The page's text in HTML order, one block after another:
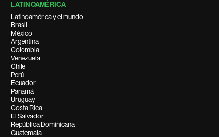
LATINOAMÉRICA
Latinoamérica y el mundo
Brasil
México
Argentina
Colombia
Venezuela
Chile
Perú
Ecuador
Panamá
Uruguay
Costa Rica
El Salvador
República Dominicana
Guatemala